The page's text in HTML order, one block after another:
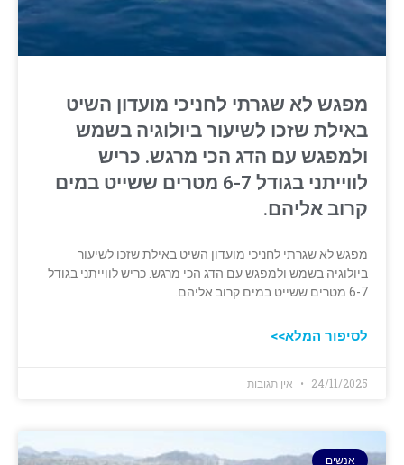
מפגש לא שגרתי לחניכי מועדון השיט
באילת שזכו לשיעור ביולוגיה בשמש
ולמפגש עם הדג הכי מרגש. כריש
לווייתני בגודל 6-7 מטרים ששייט במים
קרוב אליהם.
מפגש לא שגרתי לחניכי מועדון השיט באילת שזכו לשיעור
ביולוגיה בשמש ולמפגש עם הדג הכי מרגש. כריש לווייתני בגודל
6-7 מטרים ששייט במים קרוב אליהם.
לסיפור המלא>>
24/11/2025 אין תגובות
אנשים